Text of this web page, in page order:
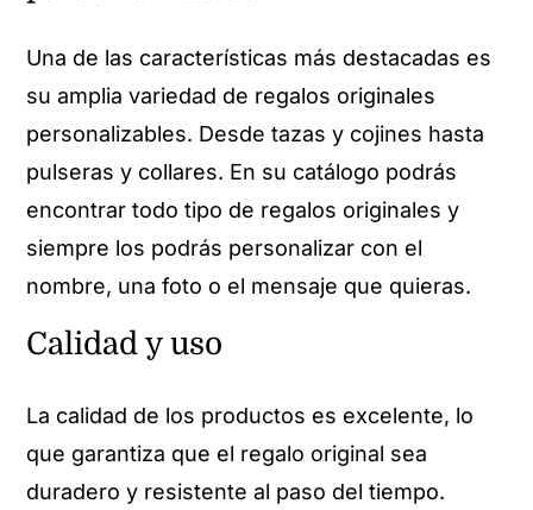
Una de las características más destacadas es
su amplia variedad de regalos originales
personalizables. Desde tazas y cojines hasta
pulseras y collares. En su catálogo podrás
encontrar todo tipo de regalos originales y
siempre los podrás personalizar con el
nombre, una foto o el mensaje que quieras.
Calidad y uso
La calidad de los productos es excelente, lo
que garantiza que el regalo original sea
duradero y resistente al paso del tiempo.